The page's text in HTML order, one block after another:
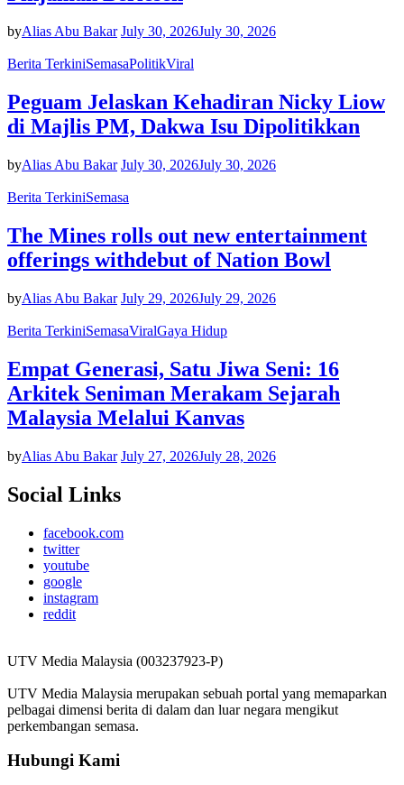
byAlias Abu Bakar July 30, 2026July 30, 2026
Berita TerkiniSemasaPolitikViral
Peguam Jelaskan Kehadiran Nicky Liow
di Majlis PM, Dakwa Isu Dipolitikkan
byAlias Abu Bakar July 30, 2026July 30, 2026
Berita TerkiniSemasa
The Mines rolls out new entertainment
offerings withdebut of Nation Bowl
byAlias Abu Bakar July 29, 2026July 29, 2026
Berita TerkiniSemasaViralGaya Hidup
Empat Generasi, Satu Jiwa Seni: 16
Arkitek Seniman Merakam Sejarah
Malaysia Melalui Kanvas
byAlias Abu Bakar July 27, 2026July 28, 2026
Social Links
facebook.com
twitter
youtube
google
instagram
reddit
UTV Media Malaysia (003237923-P)
UTV Media Malaysia merupakan sebuah portal yang memaparkan
pelbagai dimensi berita di dalam dan luar negara mengikut
perkembangan semasa.
Hubungi Kami